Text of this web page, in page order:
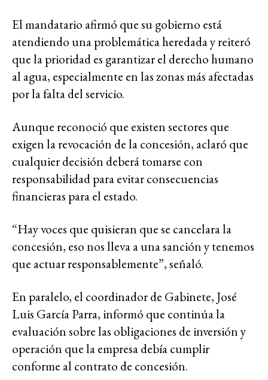
El mandatario afirmó que su gobierno está
atendiendo una problemática heredada y reiteró
que la prioridad es garantizar el derecho humano
al agua, especialmente en las zonas más afectadas
por la falta del servicio.
Aunque reconoció que existen sectores que
exigen la revocación de la concesión, aclaró que
cualquier decisión deberá tomarse con
responsabilidad para evitar consecuencias
financieras para el estado.
“Hay voces que quisieran que se cancelara la
concesión, eso nos lleva a una sanción y tenemos
que actuar responsablemente”, señaló.
En paralelo, el coordinador de Gabinete, José
Luis García Parra, informó que continúa la
evaluación sobre las obligaciones de inversión y
operación que la empresa debía cumplir
conforme al contrato de concesión.